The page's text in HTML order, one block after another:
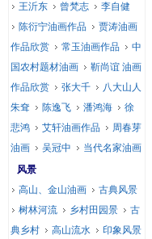
王沂东
曾梵志
李自健
陈衍宁油画作品
贾涛油画
作品欣赏
常玉油画作品
中
国农村题材油画
靳尚谊 油画
作品欣赏
张大千
八大山人
朱耷
陈逸飞 潘鸿海
徐
悲鸿
艾轩油画作品
周春芽
油画
吴冠中
当代名家油画
风景
高山、金山油画
古典风景
树林河流
乡村田园景
古
典乡村
高山流水
印象风景